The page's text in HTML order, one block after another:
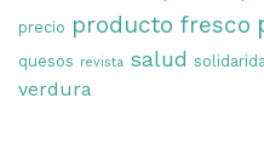
precio producto fresco
quesos revista salud
verdura